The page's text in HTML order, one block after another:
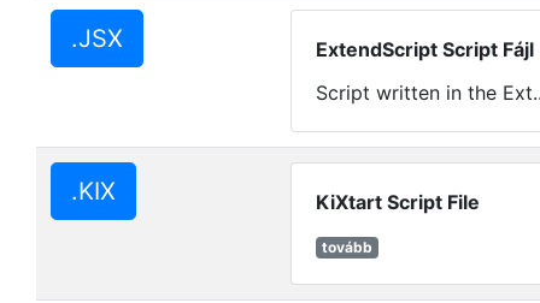
.JSX
ExtendScript Script Fájl
Script written in the
.KIX KiXtart Script File
tovább